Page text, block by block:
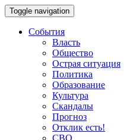
Toggle navigation
События
Власть
Общество
Острая ситуация
Политика
Образование
Культура
Скандалы
Прогноз
Отклик есть!
СВО